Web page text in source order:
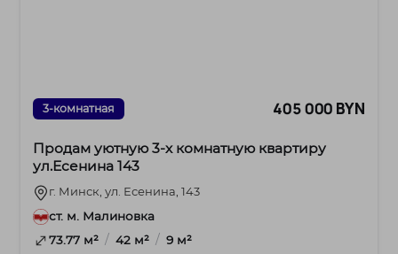
3-комнатная 405 000 BYN
Продам уютную 3-х комнатную квартиру
ул.Есенина 143
г. Минск, ул. Есенина, 143
ст. м. Малиновка
73.77 м² / 42 м² / 9 м²